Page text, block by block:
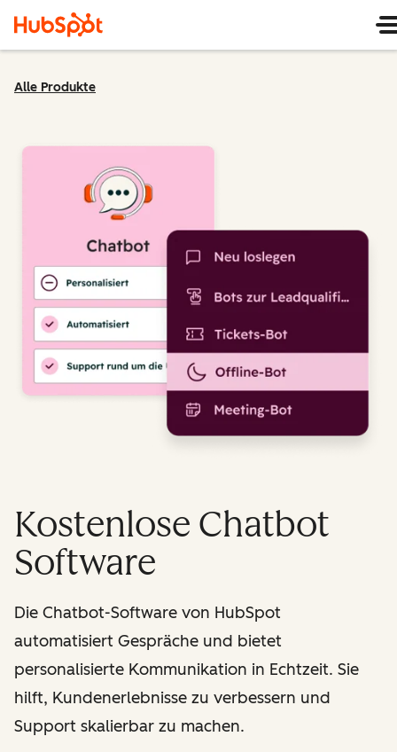
Alle Produkte
Kostenlose Chatbot
Software
Die Chatbot-Software von HubSpot
automatisiert Gespräche und bietet
personalisierte Kommunikation in Echtzeit. Sie
hilft, Kundenerlebnisse zu verbessern und
Support skalierbar zu machen.